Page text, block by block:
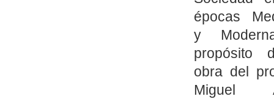
épocas
y
propósito
obra del
Miguel